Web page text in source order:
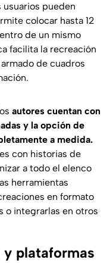
usuarios pueden
colocar hasta 12
de un mismo
facilita la recreación
de cuadros
autores cuentan con
y la opción de
a medida.
con historias de
a todo el elenco
herramientas
en formato
o integrarlas en otros
plataformas